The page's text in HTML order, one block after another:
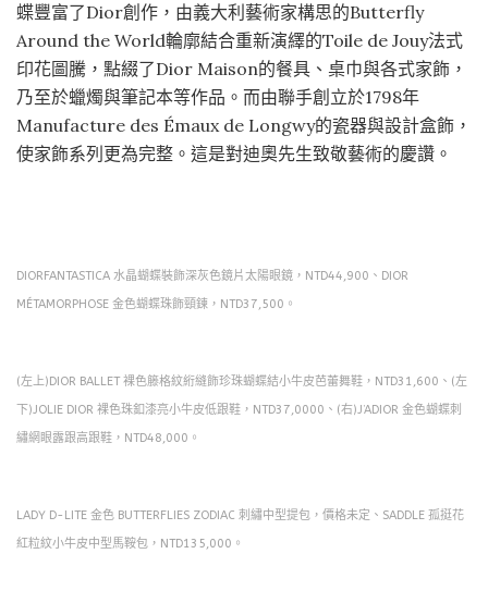
蝶豐富了Dior創作，由義大利藝術家構思的Butterfly
Around the World輪廓結合重新演繹的Toile de Jouy法式
印花圖騰，點綴了Dior Maison的餐具、桌巾與各式家飾，
乃至於蠟燭與筆記本等作品。而由聯手創立於1798年
Manufacture des Émaux de Longwy的瓷器與設計盒飾，
使家飾系列更為完整。這是對迪奧先生致敬藝術的慶讚。
DIORFANTASTICA 水晶蝴蝶裝飾深灰色鏡片太陽眼鏡，NTD44,900、DIOR
MÉTAMORPHOSE 金色蝴蝶珠飾頸鍊，NTD37,500。
(左上)DIOR BALLET 裸色籐格紋絎縫飾珍珠蝴蝶結小牛皮芭蕾舞鞋，NTD31,600、(左
下)JOLIE DIOR 裸色珠釦漆亮小牛皮低跟鞋，NTD37,0000、(右)J’ADIOR 金色蝴蝶刺
繡網眼露跟高跟鞋，NTD48,000。
LADY D-LITE 金色 BUTTERFLIES ZODIAC 刺繡中型提包，價格未定、SADDLE 孤挺花
紅粒紋小牛皮中型馬鞍包，NTD135,000。